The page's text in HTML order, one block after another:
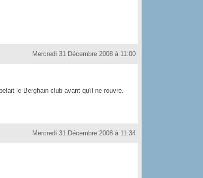
Mercredi 31 Décembre 2008 à 11:00
le Berghain club avant qu'il ne rouvre.
Mercredi 31 Décembre 2008 à 11:34